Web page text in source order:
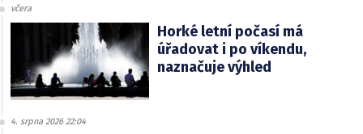
včera
Horké letní počasí má
úřadovat i po víkendu,
naznačuje výhled
4. srpna 2026 22:04